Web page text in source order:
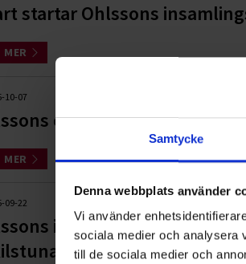
Samtycke
Denna webbplats använder
Vi använder
sociala medier och analysera
till de sociala medier och
startar Ohlssons
MER
10-07
etablerar sig i
MER
09-22
i nytt uppdrag
kommun